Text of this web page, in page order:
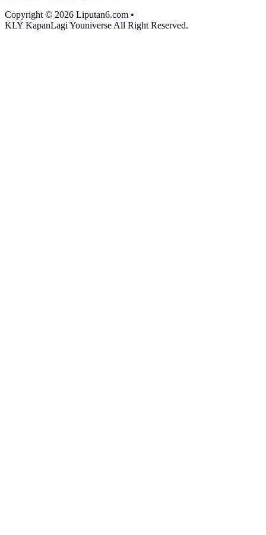
Copyright © 2026 Liputan6.com •
KLY KapanLagi Youniverse All Right Reserved.